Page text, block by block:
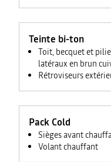
Teinte bi-ton
Toit, becquet et
latéraux en brun
Rétroviseurs
Pack Cold
Sièges avant
Volant chauffant